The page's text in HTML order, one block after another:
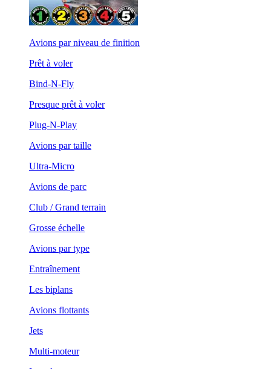
Avions par niveau de finition
Prêt à voler
Bind-N-Fly
Presque prêt à voler
Plug-N-Play
Avions par taille
Ultra-Micro
Avions de parc
Club / Grand terrain
Grosse échelle
Avions par type
Entraînement
Les biplans
Avions flottants
Jets
Multi-moteur